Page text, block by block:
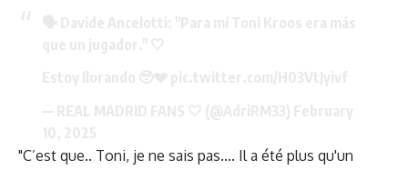
"C’est que.. Toni, je ne sais pas.... Il a été plus qu'un